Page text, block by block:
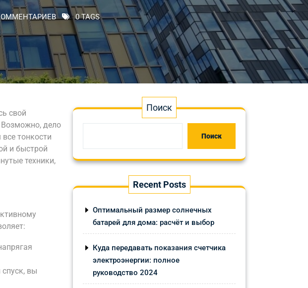
0 TAGS
свой
Возможно, дело
тонкости
и быстрой
техники,
вы
Поиск
Поиск
Recent Posts
Оптимальный размер солнечных
батарей для дома: расчёт и выбор
Куда передавать показания счетчика
электроэнергии: полное
руководство 2024